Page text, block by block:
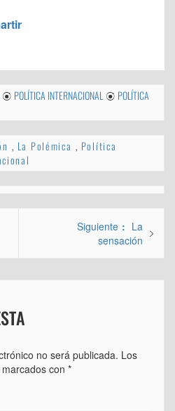
POLÍTICA INTERNACIONAL
POLÍTICA
, La Polémica , Política
Siguiente
Entrada
siguiente:
La
sensación
no será publicada. Los
con *